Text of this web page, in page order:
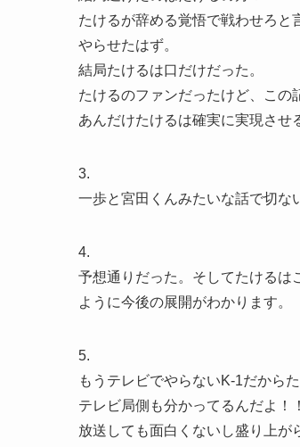
たけるが辞める覚悟で戦わせろと
やらせたはず。
結局たけるは口だけだった。
たけるのファンだったけど、この
あんだけたけるは確実に実現させ
3.
一歩と宮田くんみたいな話で切な
4.
予想通りだった。そしてたけるは
ように今後の展開がわかります。
5.
もうテレビでやらないK-1だから
テレビ局側も分かってるんだよ！！
放送しても面白くないし盛り上が